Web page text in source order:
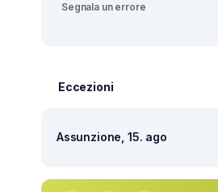
Segnala un errore
Eccezioni
Assunzione, 15. ago